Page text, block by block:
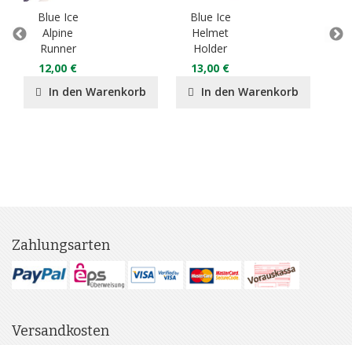
Blue Ice
Alpine
Runner
12,00 €
In den Warenkorb
Blue Ice
Helmet
Holder
13,00 €
In den Warenkorb
Zahlungsarten
Versandkosten